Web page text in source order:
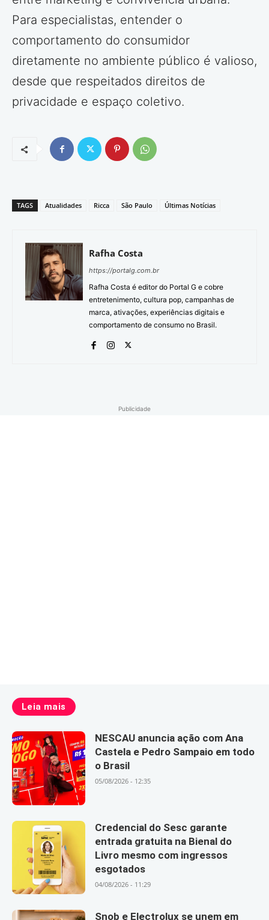
Para especialistas, entender o
comportamento do consumidor
diretamente no ambiente público é valioso,
desde que respeitados direitos de
privacidade e espaço coletivo.
TAGS Atualidades Ricca São Paulo Últimas Notícias
Rafha Costa
https://portalg.com.br
Rafha Costa é editor do Portal G e cobre
entretenimento, cultura pop, campanhas de
marca, ativações, experiências digitais e
comportamento de consumo no Brasil.
Publicidade
Leia mais
NESCAU anuncia ação com Ana
Castela e Pedro Sampaio em todo
o Brasil
05/08/2026 - 12:35
Credencial do Sesc garante
entrada gratuita na Bienal do
Livro mesmo com ingressos
esgotados
04/08/2026 - 11:29
Snob e Electrolux se unem em